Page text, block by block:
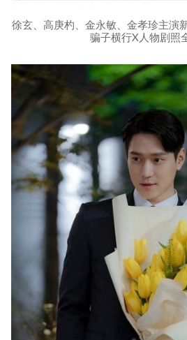
徐玄、高庚杓、金永敏、金孝珍主演
骗子横行X人物剧照